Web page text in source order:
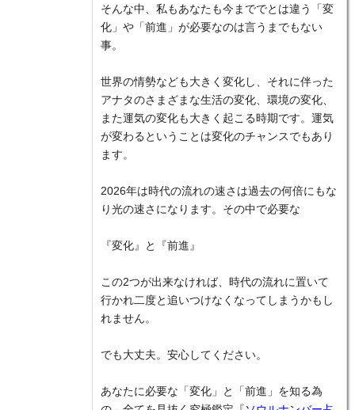
そんな中、私もあなたも今まででとは違う「変
化」や「前進」が必要なのは言うまでもない
事。
世界の情勢なども大きく変化し、それに伴った
アナタのさまざまな生活の変化、環境の変化、
また運気の変化も大きく起こる時期です。運気
が変わるということは変化のチャンスでもあり
ます。
2026年は時代の流れの速さは過去の何倍にもな
り光の速さになります。その中で必要な
『変化』と『前進』
この2つが出来なければ、時代の流れに置いて
行かれ二度と追いつけなくなってしまうかもし
れません。
でも大丈夫。安心してください。
あなたに必要な「変化」と「前進」を知る為